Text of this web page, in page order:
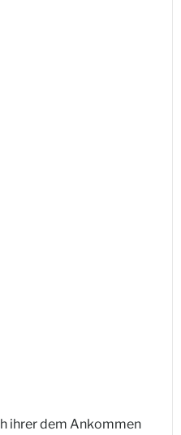
ihrer dem Ankommen